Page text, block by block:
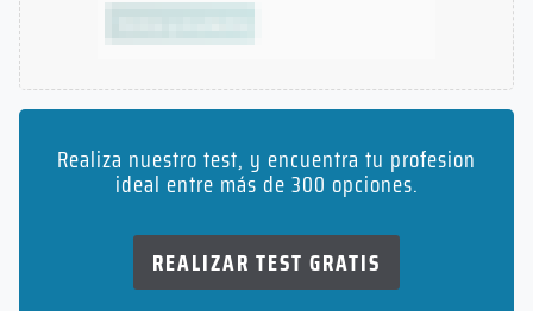
Realiza nuestro test, y encuentra tu profesion
ideal entre más de 300 opciones.
REALIZAR TEST GRATIS